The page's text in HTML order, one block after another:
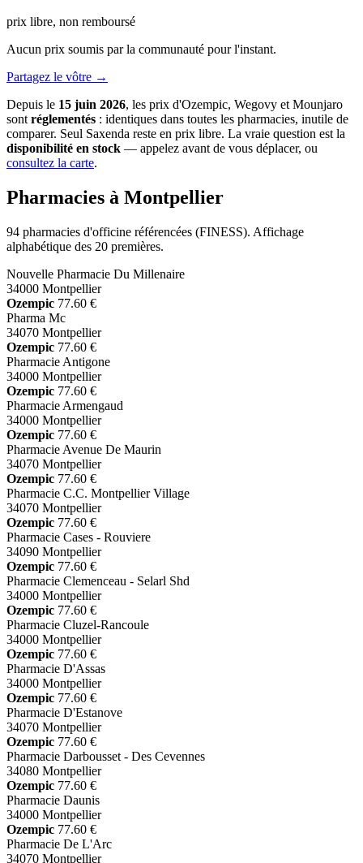
prix libre, non remboursé
Aucun prix soumis par la communauté pour l'instant.
Partagez le vôtre →
Depuis le 15 juin 2026, les prix d'Ozempic, Wegovy et Mounjaro
sontréglementés : identiques dans toutes les pharmacies, inutile de
comparer. Seul Saxenda reste en prix libre. La vraie question est la
disponibilité en stock — appelez avant de vous déplacer, ou
consultez la carte.
Pharmacies à Montpellier
94 pharmacies d'officine référencées (FINESS). Affichage
alphabétique des 20 premières.
Nouvelle Pharmacie Du Millenaire
34000 Montpellier
Ozempic 77.60 €
Pharma Mc
34070 Montpellier
Ozempic 77.60 €
Pharmacie Antigone
34000 Montpellier
Ozempic 77.60 €
Pharmacie Armengaud
34000 Montpellier
Ozempic 77.60 €
Pharmacie Avenue De Maurin
34070 Montpellier
Ozempic 77.60 €
Pharmacie C.C. Montpellier Village
34070 Montpellier
Ozempic 77.60 €
Pharmacie Cases - Rouviere
34090 Montpellier
Ozempic 77.60 €
Pharmacie Clemenceau - Selarl Shd
34000 Montpellier
Ozempic 77.60 €
Pharmacie Cluzel-Rancoule
34000 Montpellier
Ozempic 77.60 €
Pharmacie D'Assas
34000 Montpellier
Ozempic 77.60 €
Pharmacie D'Estanove
34070 Montpellier
Ozempic 77.60 €
Pharmacie Darbousset - Des Cevennes
34080 Montpellier
Ozempic 77.60 €
Pharmacie Daunis
34000 Montpellier
Ozempic 77.60 €
Pharmacie De L'Arc
34070 Montpellier